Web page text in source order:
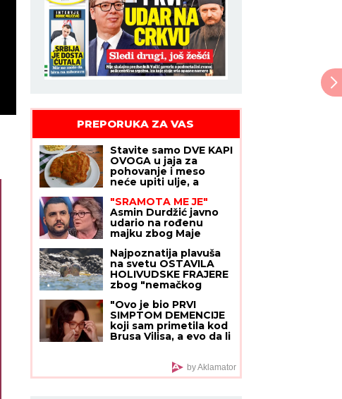
PREPORUKA ZA VAS
Stavite samo DVE KAPI
OVOGA u jaja za
pohovanje i meso
neće upiti ulje, a
hrskava
"SRAMOTA ME JE"
Asmin Durdžić javno
udario na rođenu
majku zbog Maje
domaćica, ne snalazi
se u ovom svetu i ne
zna da prestane"
Najpoznatija plavuša
na svetu OSTAVILA
HOLIVUDSKE FRAJERE
zbog "nemačkog
miliona! Dve godine se
skrivali, sad su pale
maske
"Ovo je bio PRVI
SIMPTOM DEMENCIJE
koji sam primetila kod
Brusa Vilisa, a evo da li
supruga slavnog
glumca otkrila nove
by Aklamator